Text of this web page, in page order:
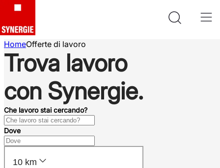
HomeOfferte di lavoro
Trova lavoro
con Synergie.
Che lavoro stai cercando?
Dove
10 km